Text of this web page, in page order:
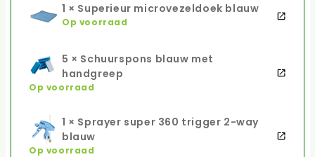
1 × Superieur microvezeldoek blauw
Op voorraad
5 × Schuurspons blauw met
handgreep
Op voorraad
1 × Sprayer super 360 trigger 2-way
blauw
Op voorraad